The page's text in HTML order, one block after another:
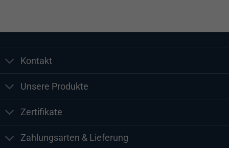
Kontakt
Unsere Produkte
Zertifikate
Zahlungsarten & Lieferung